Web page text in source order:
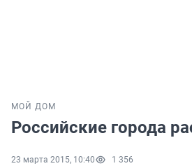
МОЙ ДОМ
Российские города
23 марта 2015, 10:40 1 356